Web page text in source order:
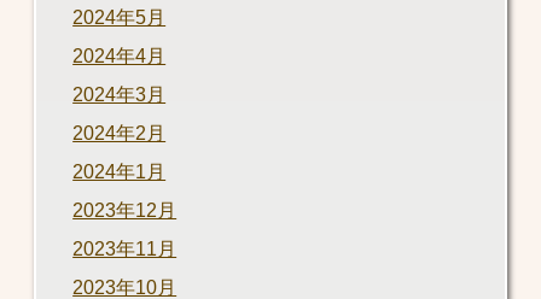
2024年5月
2024年4月
2024年3月
2024年2月
2024年1月
2023年12月
2023年11月
2023年10月